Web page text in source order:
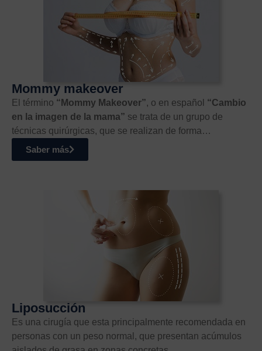
Mommy makeover
El término “Mommy Makeover”, o en español “Cambio
en la imagen de la mama” se trata de un grupo de
técnicas quirúrgicas, que se realizan de forma…
Saber más
Liposucción
Es una cirugía que esta principalmente recomendada en
personas con un peso normal, que presentan acúmulos